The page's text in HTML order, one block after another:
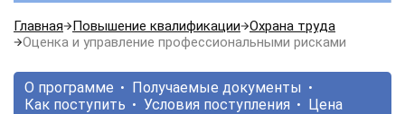
Главная Повышение квалификации
Охрана труда
Оценка и управление профессиональными рисками
О программе
Получаемые документы
Как поступить
Условия поступления Цена